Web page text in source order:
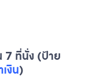
7 ที่นั่ง (ป้าย
เงิน)